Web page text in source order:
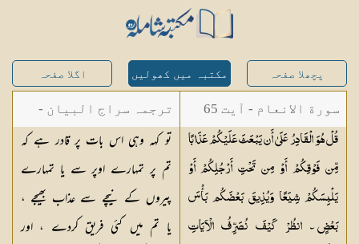
پچھلا صفحہ مکتبہ میں کھولیں اگلا صفحہ
سورة الانعام - آیت 65
قُلْ هُوَ الْقَادِرُ عَلَىٰ أَن يَبْعَثَ عَلَيْكُمْ عَذَابًا
مِّن فَوْقِكُمْ أَوْ مِن تَحْتِ أَرْجُلِكُمْ أَوْ
يَلْبِسَكُمْ شِيَعًا وَيُذِيقَ بَعْضَكُم بَأْسَ
بَعْضٍ ۗ انظُرْ كَيْفَ نُصَرِّفُ الْآيَاتِ
ترجمہ سراج البیان -
مستفاد از ترجمتین
شاہ عبدالقادر دھلوی/
شاہ رفیع الدین دھلوی
تو کہہ وہی اس بات پر قادر ہے کہ
تم پر تمہارے اوپر سے یا تمہارے
پیروں کے نیچے سے عذاب بھیجے ،
یا تم میں کئی فریق کردے ، اور